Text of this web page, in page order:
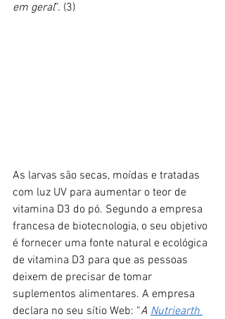
em geral”. (3)
As larvas são secas, moídas e tratadas
com luz UV para aumentar o teor de
vitamina D3 do pó. Segundo a empresa
francesa de biotecnologia, o seu objetivo
é fornecer uma fonte natural e ecológica
de vitamina D3 para que as pessoas
deixem de precisar de tomar
suplementos alimentares. A empresa
declara no seu sítio Web: “A Nutriearth